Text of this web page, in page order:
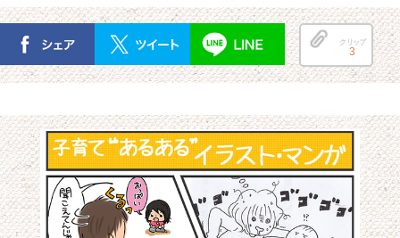
クリップ
3